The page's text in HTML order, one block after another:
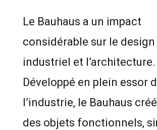
Le Bauhaus a un impact
considérable sur le design
industriel et l’architecture.
Développé en plein essor
l’industrie, le Bauhaus
des objets fonctionnels,